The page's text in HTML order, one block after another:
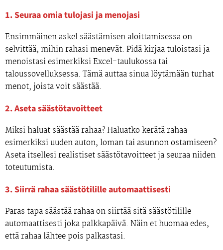
1. Seuraa omia tulojasi ja menojasi
Ensimmäinen askel säästämisen aloittamisessa on
selvittää, mihin rahasi menevät. Pidä kirjaa tuloistasi ja
menoistasi esimerkiksi Excel-taulukossa tai
taloussovelluksessa. Tämä auttaa sinua löytämään turhat
menot, joista voit säästää.
2. Aseta säästötavoitteet
Miksi haluat säästää rahaa? Haluatko kerätä rahaa
esimerkiksi uuden auton, loman tai asunnon ostamiseen?
Aseta itsellesi realistiset säästötavoitteet ja seuraa niiden
toteutumista.
3. Siirrä rahaa säästötilille automaattisesti
Paras tapa säästää rahaa on siirtää sitä säästötilille
automaattisesti joka palkkapäivä. Näin et huomaa edes,
että rahaa lähtee pois palkastasi.